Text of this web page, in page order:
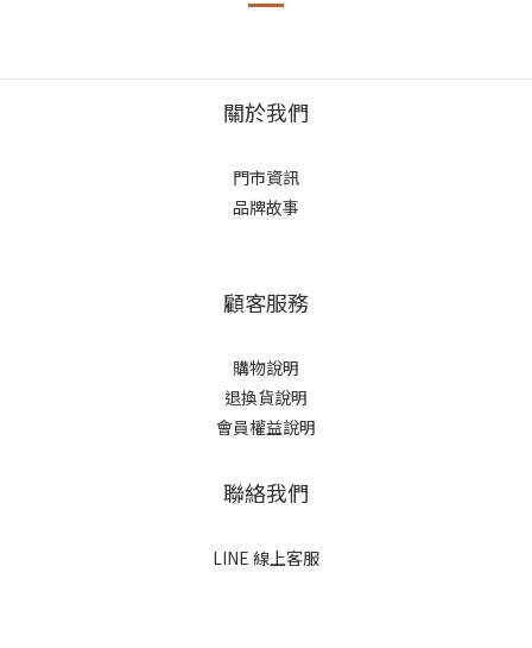
關於我們
門市資訊
品牌故事
顧客服務
購物說明
退換貨說明
會員權益說明
聯絡我們
LINE 線上客服